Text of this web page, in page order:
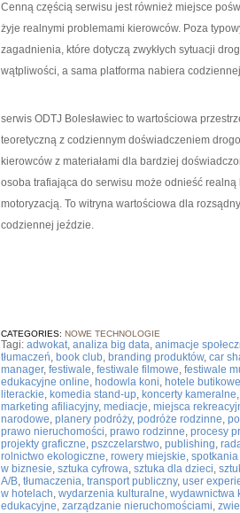
Cenną częścią serwisu jest również miejsce
żyje realnymi problemami kierowców. Poza
zagadnienia, które dotyczą zwykłych sytuacji
wątpliwości, a sama platforma nabiera
serwis ODTJ Bolesławiec to wartościowa
teoretyczną z codziennym doświadczeniem
kierowców z materiałami dla bardziej
osoba trafiająca do serwisu może odnieść
motoryzacją. To witryna wartościowa dla
codziennej jeździe.
CATEGORIES: NOWE TECHNOLOGIE
Tagi: adwokat, analiza big data, animacje
tłumaczeń, book club, branding produktów, car
manager, festiwale, festiwale filmowe, festiwale
edukacyjne online, hodowla koni, hotele butikowe
literackie, komedia stand-up, koncerty kameralne,
marketing afiliacyjny, mediacje, miejsca
narodowe, planery podróży, podróże rodzinne,
prawo nieruchomości, prawo rodzinne, procesy
projekty graficzne, pszczelarstwo, publishing,
rolnictwo ekologiczne, rowery miejskie,
w biznesie, sztuka cyfrowa, sztuka dla dzieci,
A/B, tłumaczenia, transport publiczny, user
w hotelach, wydarzenia kulturalne, wydawnictwa
edukacyjne, zarządzanie nieruchomościami,